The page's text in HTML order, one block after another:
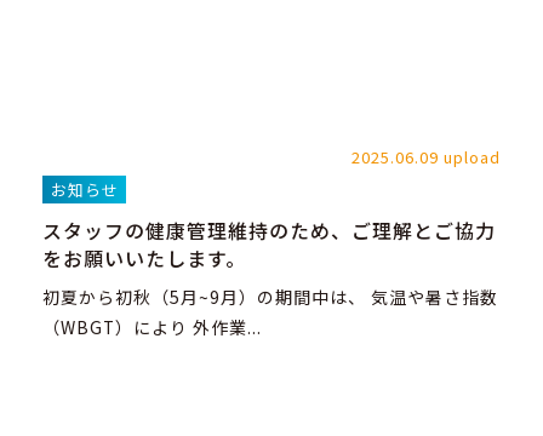
2025.06.09 upload
お知らせ
スタッフの健康管理維持のため、ご理解とご協力
をお願いいたします。
初夏から初秋（5月~9月）の期間中は、 気温や暑さ指数
（WBGT）により 外作業...